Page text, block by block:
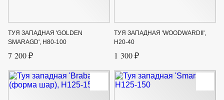
ТУЯ ЗАПАДНАЯ 'GOLDEN
SMARAGD', Н80-100
7 200 ₽
ТУЯ ЗАПАДНАЯ 'WOODWARDII',
H20-40
1 300 ₽